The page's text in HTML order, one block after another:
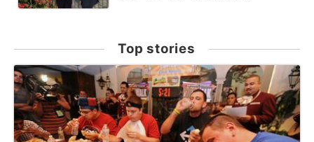
Top stories